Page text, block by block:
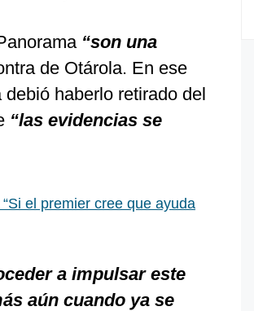
“son una
de Otárola. En ese
haberlo retirado del
“las evidencias se
el premier cree que ayuda
a impulsar este
aún cuando ya se